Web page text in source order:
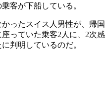
客が下船している。
ったスイス人男性が、帰国
っていた乗客2人に、2次感
判明しているのだ。